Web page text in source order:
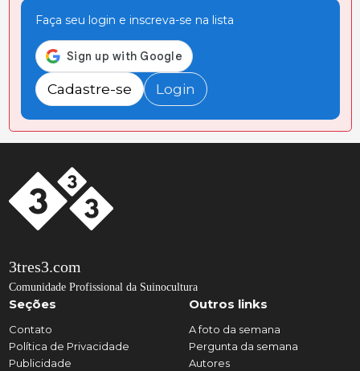
Faça seu login e inscreva-se na lista
Cadastre-se Login
3tres3.com
Comunidade Profissional da Suinocultura
Seções
Contato
Política de Privacidade
Publicidade
Outros links
A foto da semana
Pergunta da semana
Autores